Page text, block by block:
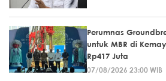
Perumnas
untuk MBR di
Rp417 Juta
07/08/2026 23:00 WIB